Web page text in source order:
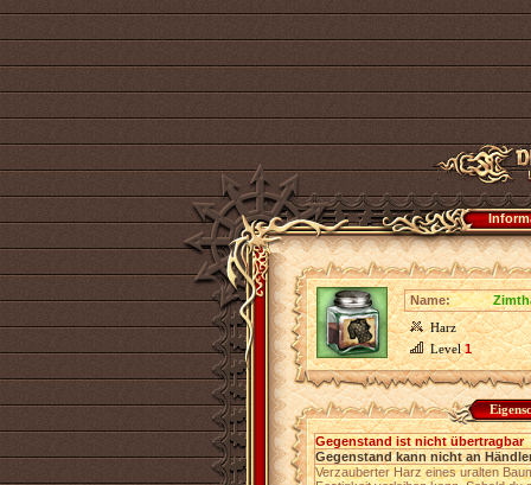
Name:
Harz
Level1
Gegenstand ist nicht übertragbar
Gegenstand kann nicht an
Verzauberter Harz eines uralten